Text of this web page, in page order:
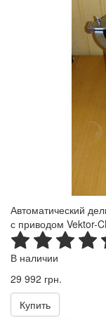
Автоматический
с приводом Vektor-
В наличии
29 992 грн.
Купить